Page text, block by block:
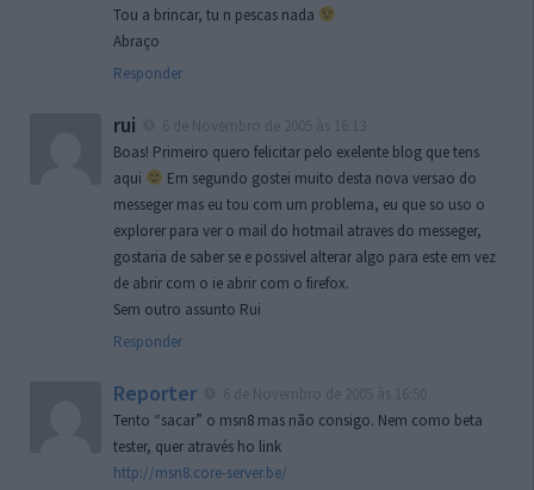
Tou a brincar, tu n pescas nada
Abraço
Responder
rui
Boas! Primeiro quero felicitar pelo exelente blog que tens
aqui
Em segundo gostei muito desta nova versao do
messeger mas eu tou com um problema, eu que so uso o
explorer para ver o mail do hotmail atraves do messeger,
gostaria de saber se e possivel alterar algo para este em vez
de abrir com o ie abrir com o firefox.
Sem outro assunto Rui
Responder
Reporter
Tento “sacar” o msn8 mas não consigo. Nem como beta
tester, quer através ho link
http://msn8.core-server.be/